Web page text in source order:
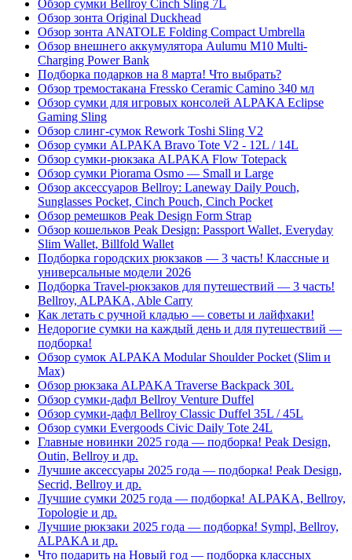
Обзор сумки Bellroy Cinch Sling 7L
Обзор зонта Original Duckhead
Обзор зонта ANATOLE Folding Compact Umbrella
Обзор внешнего аккумулятора Aulumu M10 Multi-
Charging Power Bank
Подборка подарков на 8 марта! Что выбрать?
Обзор тремостакана Fressko Ceramic Camino 340 мл
Обзор сумки для игровых консолей ALPAKA Eclipse
Gaming Sling
Обзор слинг-сумок Rework Toshi Sling V2
Обзор сумки ALPAKA Bravo Tote V2 - 12L / 14L
Обзор сумки-рюкзака ALPAKA Flow Totepack
Обзор сумки Piorama Osmo — Small и Large
Обзор аксессуаров Bellroy: Laneway Daily Pouch,
Sunglasses Pocket, Cinch Pouch, Cinch Pocket
Обзор ремешков Peak Design Form Strap
Обзор кошельков Peak Design: Passport Wallet, Everyday
Slim Wallet, Billfold Wallet
Подборка городских рюкзаков — 3 часть! Классные и
универсальные модели 2026
Подборка Travel-рюкзаков для путешествий — 3 часть!
Bellroy, ALPAKA, Able Carry
Как летать с ручной кладью — советы и лайфхаки!
Недорогие сумки на каждый день и для путешествий —
подборка!
Обзор сумок ALPAKA Modular Shoulder Pocket (Slim и
Max)
Обзор рюкзака ALPAKA Traverse Backpack 30L
Обзор сумки-дафл Bellroy Venture Duffel
Обзор сумки-дафл Bellroy Classic Duffel 35L / 45L
Обзор сумки Evergoods Civic Daily Tote 24L
Главные новинки 2025 года — подборка! Peak Design,
Outin, Bellroy и др.
Лучшие аксессуары 2025 года — подборка! Peak Design,
Secrid, Bellroy и др.
Лучшие сумки 2025 года — подборка! ALPAKA, Bellroy,
Topologie и др.
Лучшие рюкзаки 2025 года — подборка! Sympl, Bellroy,
ALPAKA и др.
Что подарить на Новый год — подборка классных